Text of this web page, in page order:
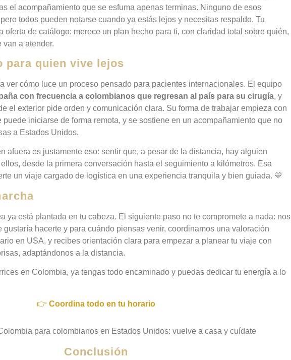
el acompañamiento que se esfuma apenas terminas. Ninguno de esos
todos pueden notarse cuando ya estás lejos y necesitas respaldo. Tu
oferta de catálogo: merece un plan hecho para ti, con claridad total sobre quién,
van a atender.
para quien vive lejos
ver cómo luce un proceso pensado para pacientes internacionales. El equipo
con frecuencia a colombianos que regresan al país para su cirugía, y
el exterior pide orden y comunicación clara. Su forma de trabajar empieza con
iniciarse de forma remota, y se sostiene en un acompañamiento que no
a Estados Unidos.
afuera es justamente eso: sentir que, a pesar de la distancia, hay alguien
desde la primera conversación hasta el seguimiento a kilómetros. Esa
un viaje cargado de logística en una experiencia tranquila y bien guiada. 💛
ya está plantada en tu cabeza. El siguiente paso no te compromete a nada: nos
gustaría hacerte y para cuándo piensas venir, coordinamos una valoración
en USA, y recibes orientación clara para empezar a planear tu viaje con
adaptándonos a la distancia.
en Colombia, ya tengas todo encaminado y puedas dedicar tu energía a lo
👉 Coordina todo en tu horario
Conclusión